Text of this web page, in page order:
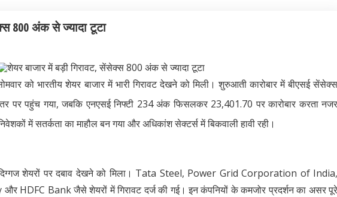
800 अंक से ज्यादा टूटा
को भारतीय शेयर बाजार में भारी गिरावट देखने को मिली। शुरुआती कारोबार में बीएसई सेंसेक्स
पहुंच गया, जबकि एनएसई निफ्टी 234 अंक फिसलकर 23,401.70 पर कारोबार करता नजर
में सतर्कता का माहौल बन गया और अधिकांश सेक्टर्स में बिकवाली हावी रही।
शेयरों पर दबाव देखने को मिला। Tata Steel, Power Grid Corporation of India,
Bank जैसे शेयरों में गिरावट दर्ज की गई। इन कंपनियों के कमजोर प्रदर्शन का असर पूरे